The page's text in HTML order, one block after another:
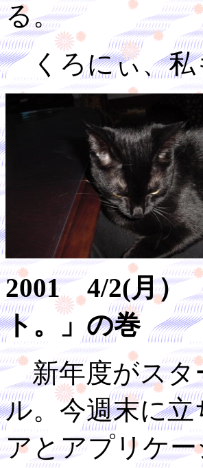
る。
くろにぃ、私
2001 4/2(月）
ト。」の巻
新年度がスタ
ル。今週末に
アとアプリケ